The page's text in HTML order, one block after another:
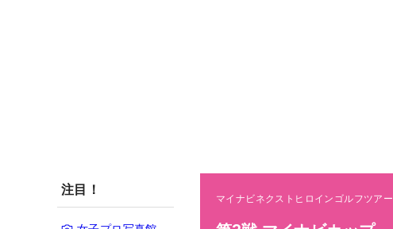
注目！
マイナビネクストヒロインゴルフツアー